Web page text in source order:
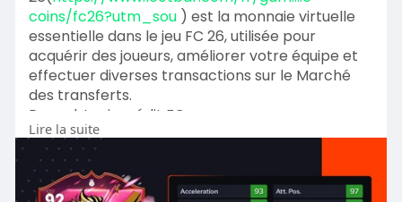
coins/fc26?utm_sou) est la monnaie virtuelle
essentielle dans le jeu FC 26, utilisée pour
acquérir des joueurs, améliorer votre équipe et
effectuer diverses transactions sur le Marché
des transferts.
Pour obtenir crédit FC
26(https://www.lootbar.com/fr/gam....e-
coins/fc26?utm_sou
sécurité, il est possible de procéder à un top up
via des plateformes de trading reconnues telles
Lire la suite